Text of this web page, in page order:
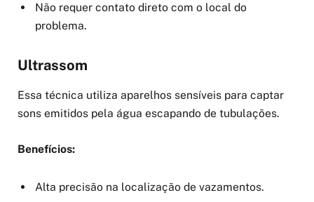
Não requer contato direto com o local do
problema.
Ultrassom
Essa técnica utiliza aparelhos sensíveis para captar
sons emitidos pela água escapando de tubulações.
Benefícios:
Alta precisão na localização de vazamentos.